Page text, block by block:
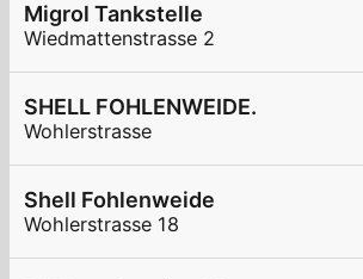
Migrol Tankstelle
Wiedmattenstrasse 2
SHELL FOHLENWEIDE.
Wohlerstrasse
Shell Fohlenweide
Wohlerstrasse 18